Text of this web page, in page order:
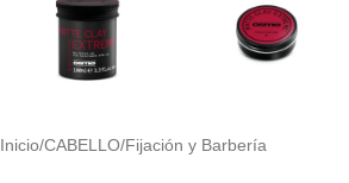
Inicio/CABELLO/Fijación y Barbería